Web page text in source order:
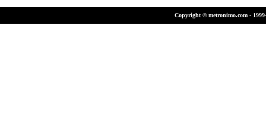
Copyright © metronimo.com -